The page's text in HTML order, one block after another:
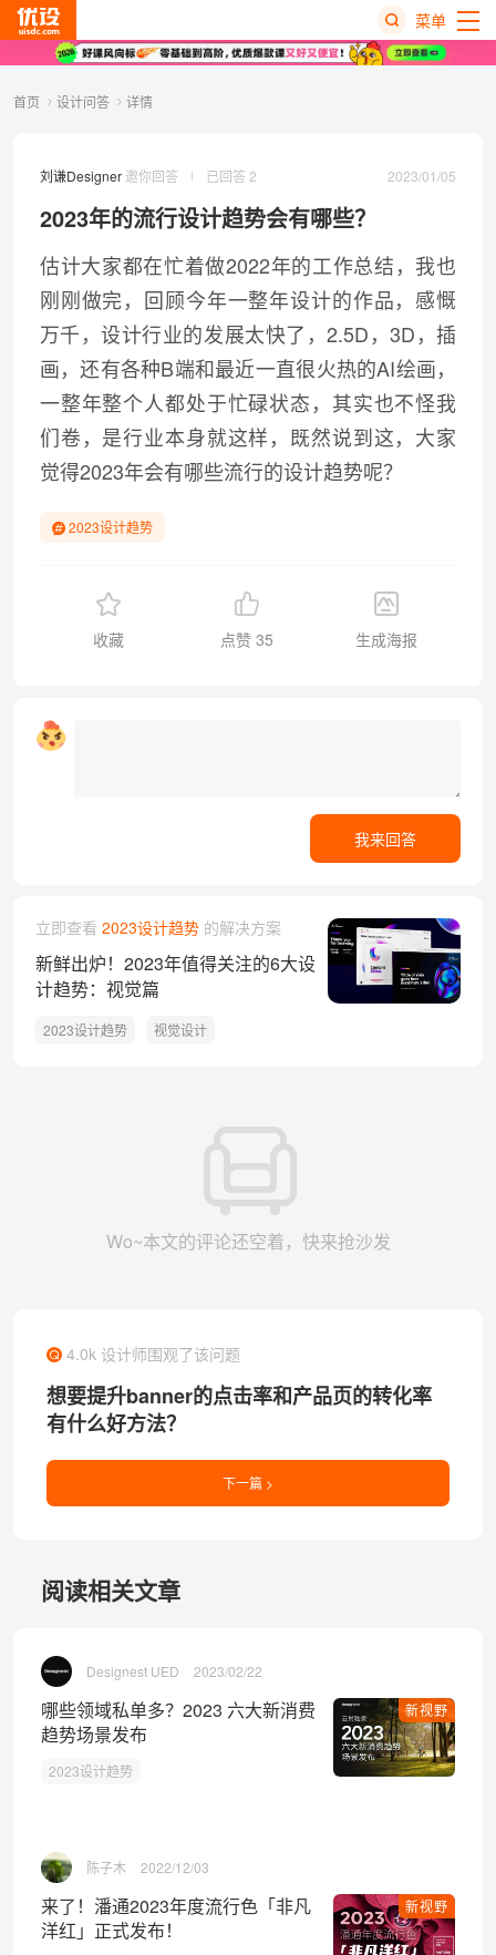
菜单
首页 设计问答 详情
刘谦Designer 邀你回答 已回答 2 2023/01/05
2023年的流行设计趋势会有哪些？
估计大家都在忙着做2022年的工作总结，我也
刚刚做完，回顾今年一整年设计的作品，感慨
万千，设计行业的发展太快了，2.5D，3D，插
画，还有各种B端和最近一直很火热的AI绘画，
一整年整个人都处于忙碌状态，其实也不怪我
们卷，是行业本身就这样，既然说到这，大家
觉得2023年会有哪些流行的设计趋势呢？
2023设计趋势
收藏 点赞 35 生成海报
我来回答
立即查看 2023设计趋势的解决方案
新鲜出炉！2023年值得关注的6大设
计趋势：视觉篇
2023设计趋势 视觉设计
Wo~本文的评论还空着，快来抢沙发
4.0k 设计师围观了该问题
想要提升banner的点击率和产品页的转化率
有什么好方法？
下一篇 >
阅读相关文章
Designest UED 2023/02/22
新视野
哪些领域私单多？2023 六大新消费
趋势场景发布
2023设计趋势
陈子木 2022/12/03
新视野
来了！潘通2023年度流行色「非凡
洋红」正式发布！